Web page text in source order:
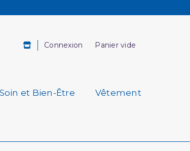
Connexion Panier vide
Soin et Bien-Être Vêtement